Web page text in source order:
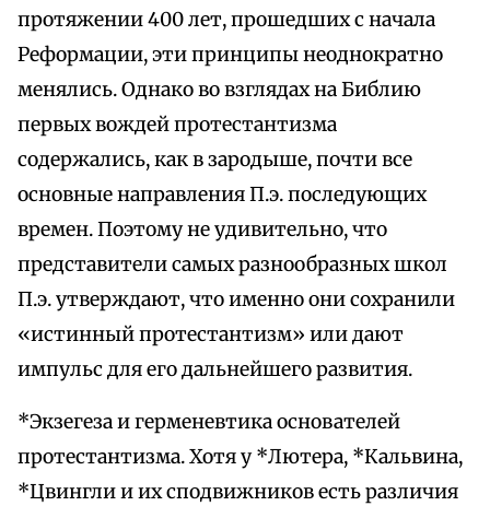
протяжении 400 лет, прошедших с начала
Реформации, эти принципы неоднократно
менялись. Однако во взглядах на Библию
первых вождей протестантизма
содержались, как в зародыше, почти все
основные направления П.э. последующих
времен. Поэтому не удивительно, что
представители самых разнообразных школ
П.э. утверждают, что именно они сохранили
«истинный протестантизм» или дают
импульс для его дальнейшего развития.
*Экзегеза и герменевтика основателей
протестантизма. Хотя у *Лютера, *Кальвина,
*Цвингли и их сподвижников есть различия